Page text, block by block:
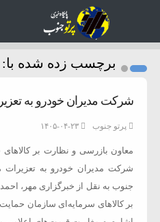
برچسب زده شده با:
شرکت مدیران خودرو به
پرتو جنوب ۱۴۰۵-۰۴-۲۳
معاون بازرسی و نظارت بر
شرکت مدیران خودرو به
جنوب به نقل از خبرگزاری مهر،
بر کالاهای سرمایه‌ای سازمان